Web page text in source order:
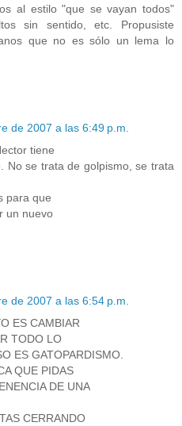
al estilo "que se vayan todos"
sin sentido, etc. Propusiste
que no es sólo un lema lo
de 2007 a las 6:49 p.m.
tiene
No se trata de golpismo, se trata
para que
un nuevo
de 2007 a las 6:54 p.m.
ES CAMBIAR
TODO LO
ES GATOPARDISMO.
QUE PIDAS
DE UNA
CERRANDO